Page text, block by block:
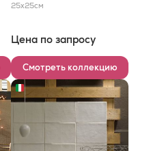
25x25см
Цена по запросу
Смотреть коллекцию